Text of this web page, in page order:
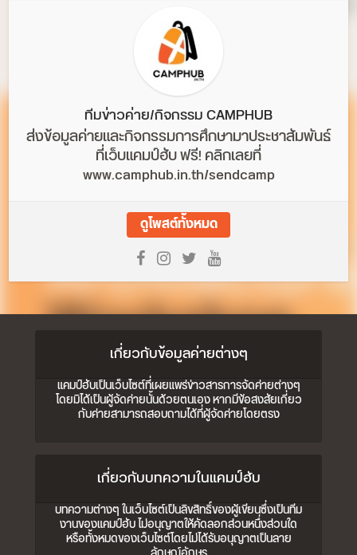
ทีมข่าวค่าย/กิจกรรม CAMPHUB
ส่งข้อมูลค่ายและกิจกรรมการศึกษามาประชาสัมพันธ์
ที่เว็บแคมป์ฮับ ฟรี! คลิกเลยที่
www.camphub.in.th/sendcamp
ดูโพสต์ทั้งหมด
เกี่ยวกับข้อมูลค่ายต่างๆ
แคมป์ฮับเป็นเว็บไซต์ที่เผยแพร่ข่าวสารการจัดค่ายต่างๆ
โดยมิได้เป็นผู้จัดค่ายนั้นด้วยตนเอง หากมีข้อสงสัยเกี่ยว
กับค่ายสามารถสอบถามได้ที่ผู้จัดค่ายโดยตรง
เกี่ยวกับบทความในแคมป์ฮับ
บทความต่างๆ ในเว็บไซต์เป็นลิขสิทธิ์ของผู้เขียนซึ่งเป็นทีม
งานของแคมป์ฮับ ไม่อนุญาตให้คัดลอกส่วนหนึ่งส่วนใด
หรือทั้งหมดของเว็บไซต์โดยไม่ได้รับอนุญาตเป็นลาย